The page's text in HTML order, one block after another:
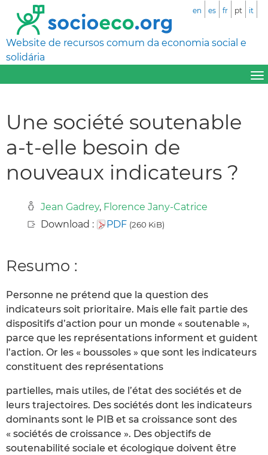
Website de recursos comum da economia social e
solidária
en es fr pt it
Une société soutenable
a-t-elle besoin de
nouveaux indicateurs ?
Jean Gadrey, Florence Jany-Catrice
Download :
PDF (260 KiB)
Resumo :
Personne ne prétend que la question des
indicateurs soit prioritaire. Mais elle fait partie des
dispositifs d’action pour un monde « soutenable »,
parce que les représentations informent et guident
l’action. Or les « boussoles » que sont les indicateurs
constituent des représentations
partielles, mais utiles, de l’état des sociétés et de
leurs trajectoires. Des sociétés dont les indicateurs
dominants sont le PIB et sa croissance sont des
« sociétés de croissance ». Des objectifs de
soutenabilité sociale et écologique doivent être